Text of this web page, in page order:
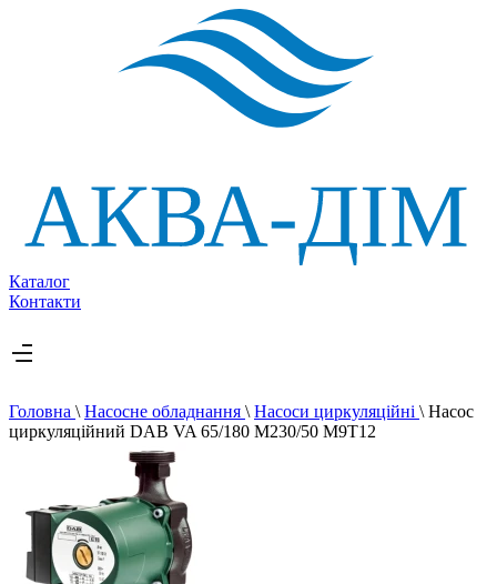
Каталог
Контакти
Головна \ Насосне обладнання \ Насоси циркуляційні \ Насос
циркуляцiйний DAB VA 65/180 М230/50 M9T12